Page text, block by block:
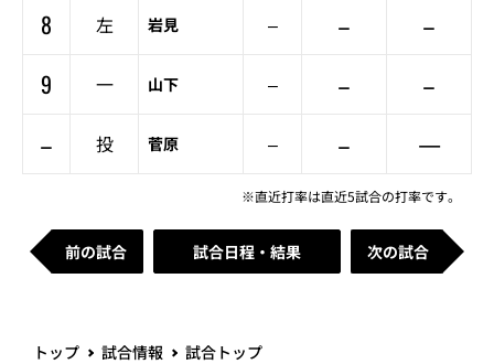
8
左 岩見 – –
–
9
一 山下 – –
–
–
投 菅原 – – —
※直近打率は直近5試合の打率です。
前の試合 試合日程・結果 次の試合
トップ 試合情報 試合トップ